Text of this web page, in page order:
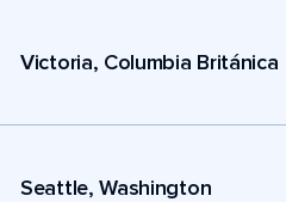
Victoria, Columbia Británica
Seattle, Washington